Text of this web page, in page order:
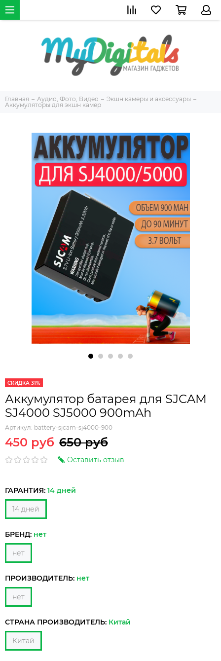
Главная Аудио, Фото, Видео
Экшн камеры и аксессуары
Аккумуляторы для экшн камер
СКИДКА 31%
Аккумулятор батарея для SJCAM
SJ4000 SJ5000 900mAh
Артикул: battery-sjcam-sj4000-900
450 руб 650 руб
Оставить отзыв
ГАРАНТИЯ: 14 дней
14 дней
БРЕНД: нет
нет
ПРОИЗВОДИТЕЛЬ: нет
нет
СТРАНА ПРОИЗВОДИТЕЛЬ: Китай
Китай